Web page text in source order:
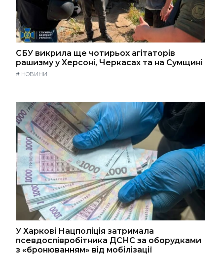
СБУ викрила ще чотирьох агітаторів
рашизму у Херсоні, Черкасах та на Сумщині
# НОВИНИ
У Харкові Нацполіція затримала
псевдоспівробітника ДСНС за оборудками
з «бронюванням» від мобілізації